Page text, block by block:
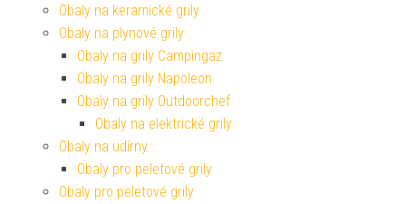
Obaly na keramické grily
Obaly na plynové grily
Obaly na grily Campingaz
Obaly na grily Napoleon
Obaly na grily Outdoorchef
Obaly na elektrické grily
Obaly na udírny
Obaly pro peletové grily
Obaly pro peletové grily